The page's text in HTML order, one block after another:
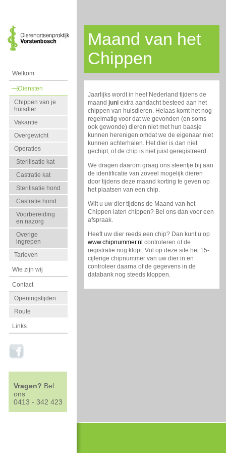
Welkom
Diensten
Chippen van je
huisdier
Vakantie
Overgewicht
Operaties
Sterilisatie kat
Castratie kat
Sterilisatie hond
Castratie hond
Voorbereiding
en nazorg
Overige
ingrepen
Tarieven
Wie zijn wij
Contact
Openingstijden
Route
Links
Vragen? Bel
ons
0413 - 342 423
Maand van het
Chippen
Jaarlijks wordt in heel Nederland tijdens de
maand juniextra aandacht besteed aan het
chippen van huisdieren. Helaas komt het nog
regelmatig voor dat we gevonden (en soms
ook gewonde) dieren niet met hun baasje
kunnen herenigen omdat we de eigenaar niet
kunnen achterhalen. Het dier is dan niet
gechipt, of de chip is niet juist geregistreerd.
We dragen daarom graag ons steentje bij aan
de identificatie van zoveel mogelijk dieren
door tijdens deze maand korting te geven op
het plaatsen van een chip.
Wilt u uw dier tijdens de Maand van het
Chippen laten chippen? Bel ons dan voor een
afspraak.
Heeft uw dier reeds een chip? Dan kunt u op
www.chipnummer.nl controleren of de
registratie nog klopt. Vul op deze site het 15-
cijferige chipnummer van uw dier in en
controleer daarna of de gegevens in de
databank nog steeds kloppen.